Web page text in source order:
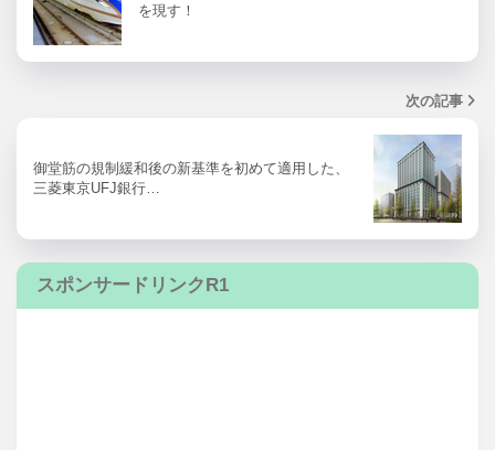
を現す！
次の記事
御堂筋の規制緩和後の新基準を初めて適用した、
三菱東京UFJ銀行…
スポンサードリンクR1